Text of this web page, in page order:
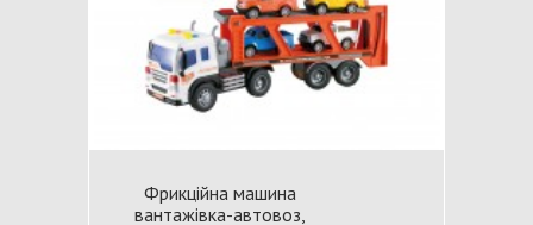
Фрикційна машина
вантажівка-автовоз,